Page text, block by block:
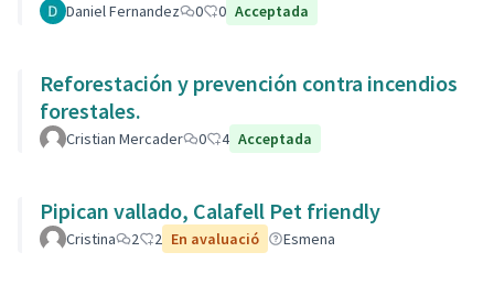
Daniel Fernandez 0 0 Acceptada
Reforestación y prevención contra incendios
forestales.
Cristian Mercader 0 4 Acceptada
Pipican vallado, Calafell Pet friendly
Cristina 2 2 En avaluació Esmena